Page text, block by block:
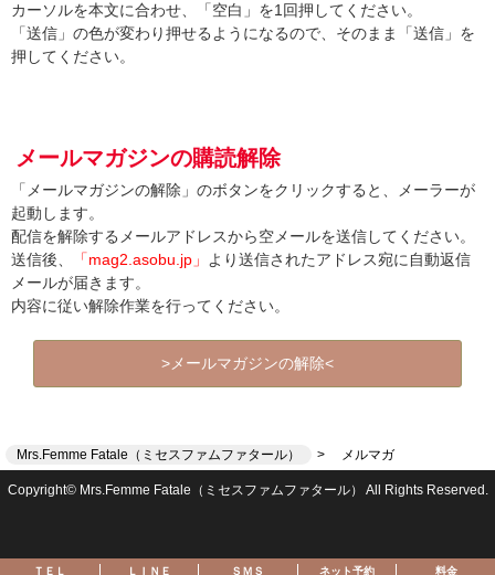
ＴＥＬ ＬＩＮＥ ＳＭＳ ネット予約 料金
カーソルを本文に合わせ、「空白」を1回押してください。
「送信」の色が変わり押せるようになるので、そのまま「送信」を
押してください。
メールマガジンの購読解除
「メールマガジンの解除」のボタンをクリックすると、メーラーが
起動します。
配信を解除するメールアドレスから空メールを送信してください。
送信後、
「mag2.asobu.jp」
より送信されたアドレス宛に自動返信
メールが届きます。
内容に従い解除作業を行ってください。
>メールマガジンの解除<
Mrs.Femme Fatale（ミセスファムファタール） メルマガ
Copyright© Mrs.Femme Fatale（ミセスファムファタール） All Rights Reserved.